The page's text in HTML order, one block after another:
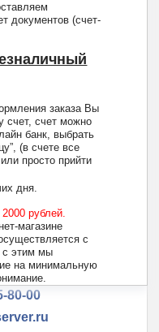
документов (счет-
заказа Вы
счет, счет можно
банк, выбрать
(в счете все
просто прийти
дня.
рублей.
магазине
с
с этим мы
на минимальную
13-47
80-00